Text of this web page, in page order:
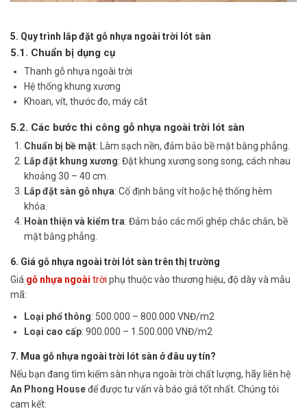
5. Quy trình lắp đặt gỗ nhựa ngoài trời lót sàn
5.1. Chuẩn bị dụng cụ
Thanh gỗ nhựa ngoài trời
Hệ thống khung xương
Khoan, vít, thước đo, máy cắt
5.2. Các bước thi công gỗ nhựa ngoài trời lót sàn
Chuẩn bị bề mặt: Làm sạch nền, đảm bảo bề mặt bằng phẳng.
Lắp đặt khung xương: Đặt khung xương song song, cách nhau
khoảng 30 – 40 cm.
Lắp đặt sàn gỗ nhựa: Cố định bằng vít hoặc hệ thống hèm
khóa.
Hoàn thiện và kiểm tra: Đảm bảo các mối ghép chắc chắn, bề
mặt bằng phẳng.
6. Giá gỗ nhựa ngoài trời lót sàn trên thị trường
Giá gỗ nhựa ngoài trời phụ thuộc vào thương hiệu, độ dày và mẫu
mã:
Loại phổ thông: 500.000 – 800.000 VNĐ/m2
Loại cao cấp: 900.000 – 1.500.000 VNĐ/m2
7. Mua gỗ nhựa ngoài trời lót sàn ở đâu uy tín?
Nếu bạn đang tìm kiếm sàn nhựa ngoài trời chất lượng, hãy liên hệ
An Phong Houseđể được tư vấn và báo giá tốt nhất. Chúng tôi
cam kết: